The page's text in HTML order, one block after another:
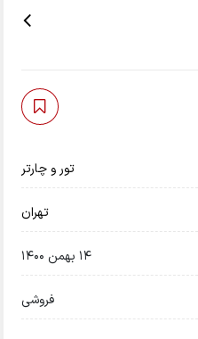
تور و چارتر
تهران
14 بهمن 1400
فروشی